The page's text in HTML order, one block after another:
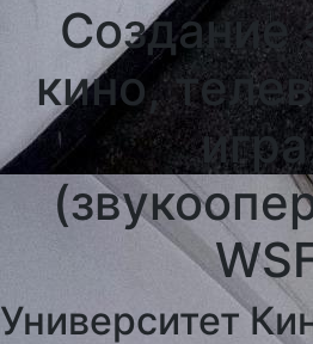
Создание
кино,
Университет